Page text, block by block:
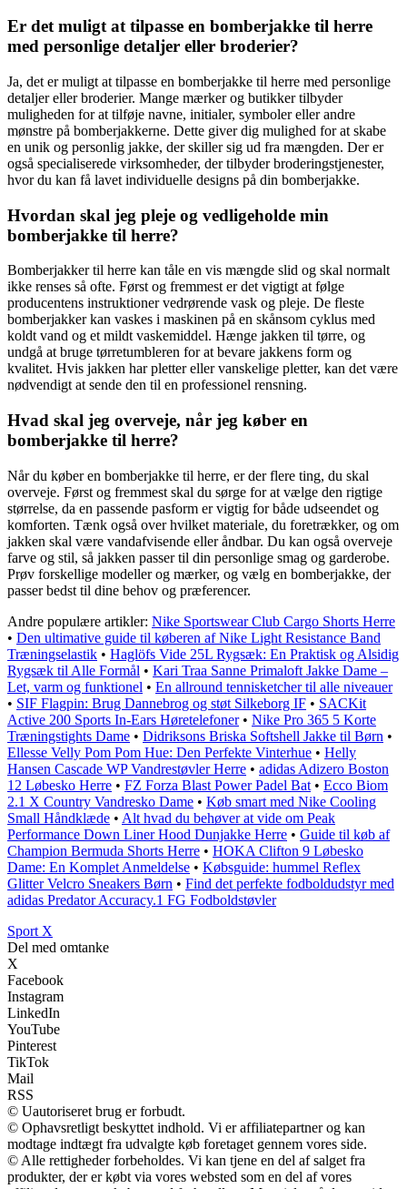
Er det muligt at tilpasse en bomberjakke til herre
med personlige detaljer eller broderier?
Ja, det er muligt at tilpasse en bomberjakke til herre med personlige
detaljer eller broderier. Mange mærker og butikker tilbyder
muligheden for at tilføje navne, initialer, symboler eller andre
mønstre på bomberjakkerne. Dette giver dig mulighed for at skabe
en unik og personlig jakke, der skiller sig ud fra mængden. Der er
også specialiserede virksomheder, der tilbyder broderingstjenester,
hvor du kan få lavet individuelle designs på din bomberjakke.
Hvordan skal jeg pleje og vedligeholde min
bomberjakke til herre?
Bomberjakker til herre kan tåle en vis mængde slid og skal normalt
ikke renses så ofte. Først og fremmest er det vigtigt at følge
producentens instruktioner vedrørende vask og pleje. De fleste
bomberjakker kan vaskes i maskinen på en skånsom cyklus med
koldt vand og et mildt vaskemiddel. Hænge jakken til tørre, og
undgå at bruge tørretumbleren for at bevare jakkens form og
kvalitet. Hvis jakken har pletter eller vanskelige pletter, kan det være
nødvendigt at sende den til en professionel rensning.
Hvad skal jeg overveje, når jeg køber en
bomberjakke til herre?
Når du køber en bomberjakke til herre, er der flere ting, du skal
overveje. Først og fremmest skal du sørge for at vælge den rigtige
størrelse, da en passende pasform er vigtig for både udseendet og
komforten. Tænk også over hvilket materiale, du foretrækker, og om
jakken skal være vandafvisende eller åndbar. Du kan også overveje
farve og stil, så jakken passer til din personlige smag og garderobe.
Prøv forskellige modeller og mærker, og vælg en bomberjakke, der
passer bedst til dine behov og præferencer.
Andre populære artikler: Nike Sportswear Club Cargo Shorts Herre
• Den ultimative guide til køberen af Nike Light Resistance Band
Træningselastik • Haglöfs Vide 25L Rygsæk: En Praktisk og Alsidig
Rygsæk til Alle Formål • Kari Traa Sanne Primaloft Jakke Dame –
Let, varm og funktionel • En allround tennisketcher til alle niveauer
• SIF Flagpin: Brug Dannebrog og støt Silkeborg IF • SACKit
Active 200 Sports In-Ears Høretelefoner• Nike Pro 365 5 Korte
Træningstights Dame • Didriksons Briska Softshell Jakke til Børn •
Ellesse Velly Pom Pom Hue: Den Perfekte Vinterhue • Helly
Hansen Cascade WP Vandrestøvler Herre • adidas Adizero Boston
12 Løbesko Herre • FZ Forza Blast Power Padel Bat • Ecco Biom
2.1 X Country Vandresko Dame • Køb smart med Nike Cooling
Small Håndklæde • Alt hvad du behøver at vide om Peak
Performance Down Liner Hood Dunjakke Herre • Guide til køb af
Champion Bermuda Shorts Herre • HOKA Clifton 9 Løbesko
Dame: En Komplet Anmeldelse • Købsguide: hummel Reflex
Glitter Velcro Sneakers Børn • Find det perfekte fodboldudstyr med
adidas Predator Accuracy.1 FG Fodboldstøvler
Sport X
Del med omtanke
X
Facebook
Instagram
LinkedIn
YouTube
Pinterest
TikTok
Mail
RSS
© Uautoriseret brug er forbudt.
© Ophavsretligt beskyttet indhold. Vi er affiliatepartner og kan
modtage indtægt fra udvalgte køb foretaget gennem vores side.
© Alle rettigheder forbeholdes. Vi kan tjene en del af salget fra
produkter, der er købt via vores websted som en del af vores